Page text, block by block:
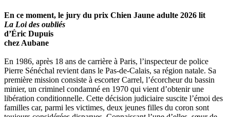
En ce moment, le jury du prix Chien Jaune adulte 2026 lit
La Loi des oubliés
d’Éric Dupuis
chez Aubane
En 1986, après 18 ans de carrière à Paris, l’inspecteur de police
Pierre Sénéchal revient dans le Pas-de-Calais, sa région natale. Sa
première mission consiste à escorter Carrel, l’écorcheur du bassin
minier, un criminel condamné en 1970 qui vient d’obtenir une
libération conditionnelle. Cette décision judiciaire suscite l’émoi des
familles car, parmi les victimes, deux jeunes filles du coron sont